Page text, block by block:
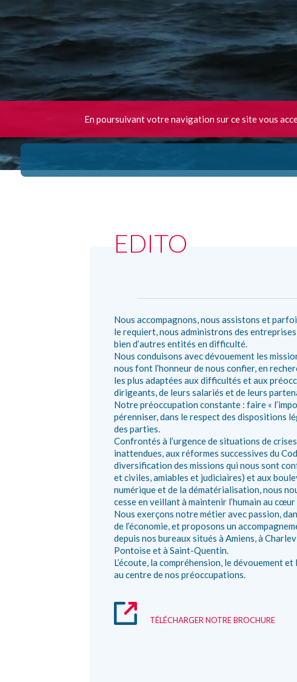
En poursuivant votre navigation sur ce site vous
EDITO
Nous accompagnons, nous assistons et
le requiert, nous administrons des
bien d’autres entités en difficulté.
Nous conduisons avec dévouement les
nous font l’honneur de nous confier, en
les plus adaptées aux difficultés et aux
dirigeants, de leurs salariés et de leurs
Notre préoccupation constante : faire «
pérenniser, dans le respect des dispositions
des parties.
Confrontés à l’urgence de situations de
inattendues, aux réformes successives du
diversification des missions qui nous sont
et civiles, amiables et judiciaires) et aux
numérique et de la dématérialisation, nous
cesse en veillant à maintenir l’humain au
Nous exerçons notre métier avec passion,
de l’économie, et proposons un
depuis nos bureaux situés à Amiens, à
Pontoise et à Saint-Quentin.
L’écoute, la compréhension, le dévouement
au centre de nos préoccupations.
TÉLÉCHARGER NOTRE BROCHURE